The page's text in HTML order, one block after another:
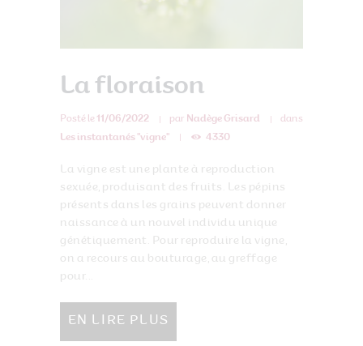
La floraison
Posté le 11/06/2022 par Nadège Grisard
dans
Les instantanés "vigne"
4330
La vigne est une plante à reproduction
sexuée, produisant des fruits. Les pépins
présents dans les grains peuvent donner
naissance à un nouvel individu unique
génétiquement. Pour reproduire la vigne,
on a recours au bouturage, au greffage
pour...
EN LIRE PLUS